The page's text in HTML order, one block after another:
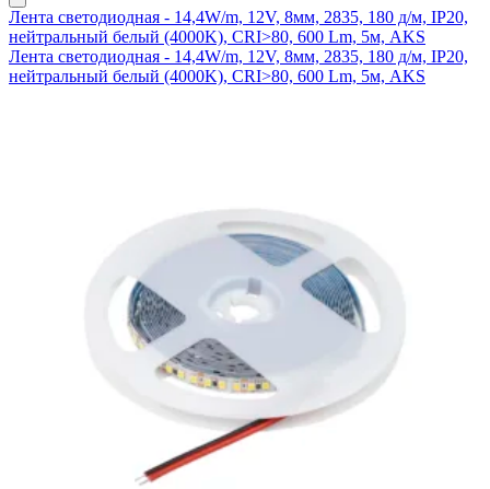
Лента светодиодная - 14,4W/m, 12V, 8мм, 2835, 180 д/м, IP20,
нейтральный белый (4000K), CRI>80, 600 Lm, 5м, AKS
Лента светодиодная - 14,4W/m, 12V, 8мм, 2835, 180 д/м, IP20,
нейтральный белый (4000K), CRI>80, 600 Lm, 5м, AKS